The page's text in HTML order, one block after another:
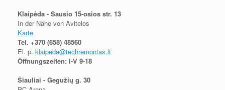
Klaipėda - Sausio 15-osios str. 13
In der Nähe von Avitelos
Karte
Tel. +370 (658) 48560
El. p. klaipeda@techremontas.lt
Öffnungszeiten: I-V 9-18
Šiauliai - Gegužių g. 30